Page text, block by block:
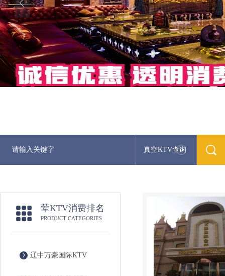
真空KTV查询
荤KTV消费排名
PRODUCT CATEGORIES
辽中万豪国际KTV